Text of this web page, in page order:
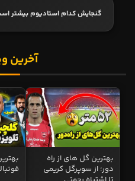
گنجایش کدام استادیوم بیشتر
آخرین
بهترین گل های از راه
دور؛ از سوپرگل کریمی